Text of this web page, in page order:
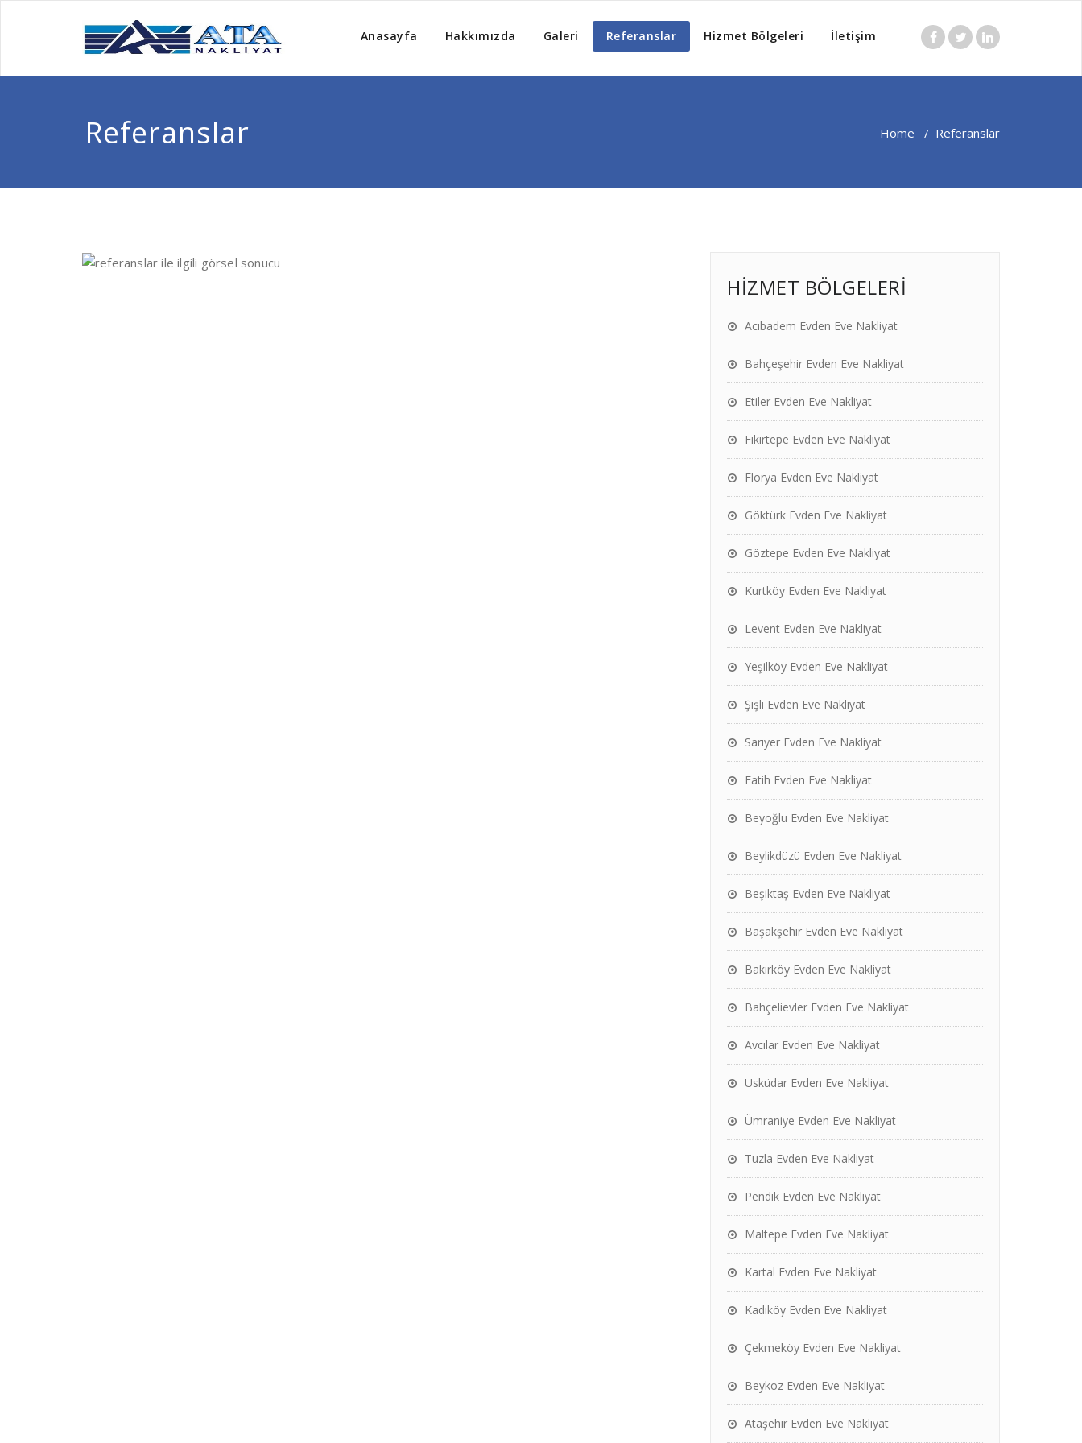
Anasayfa Hakkımızda Galeri Referanslar Hizmet Bölgeleri İletişim
Referanslar Home / Referanslar
HİZMET BÖLGELERİ
Acıbadem Evden Eve Nakliyat
Bahçeşehir Evden Eve Nakliyat
Etiler Evden Eve Nakliyat
Fikirtepe Evden Eve Nakliyat
Florya Evden Eve Nakliyat
Göktürk Evden Eve Nakliyat
Göztepe Evden Eve Nakliyat
Kurtköy Evden Eve Nakliyat
Levent Evden Eve Nakliyat
Yeşilköy Evden Eve Nakliyat
Şişli Evden Eve Nakliyat
Sarıyer Evden Eve Nakliyat
Fatih Evden Eve Nakliyat
Beyoğlu Evden Eve Nakliyat
Beylikdüzü Evden Eve Nakliyat
Beşiktaş Evden Eve Nakliyat
Başakşehir Evden Eve Nakliyat
Bakırköy Evden Eve Nakliyat
Bahçelievler Evden Eve Nakliyat
Avcılar Evden Eve Nakliyat
Üsküdar Evden Eve Nakliyat
Ümraniye Evden Eve Nakliyat
Tuzla Evden Eve Nakliyat
Pendik Evden Eve Nakliyat
Maltepe Evden Eve Nakliyat
Kartal Evden Eve Nakliyat
Kadıköy Evden Eve Nakliyat
Çekmeköy Evden Eve Nakliyat
Beykoz Evden Eve Nakliyat
Ataşehir Evden Eve Nakliyat